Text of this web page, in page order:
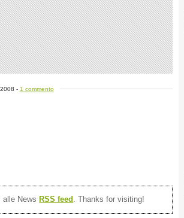
- 1 commento
News RSS feed . Thanks for visiting!